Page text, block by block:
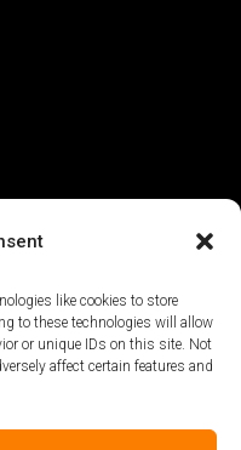
like cookies to store
to these technologies will allow
or unique IDs on this site. Not
affect certain features and